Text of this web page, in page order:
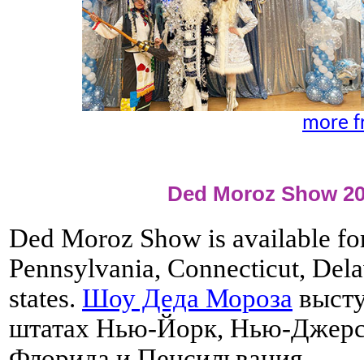
more
Ded Moroz Show
Ded Moroz Show is available
Pennsylvania, Connecticut,
states. Шоу Деда Мороза
штатах Нью-Йорк, Нью-